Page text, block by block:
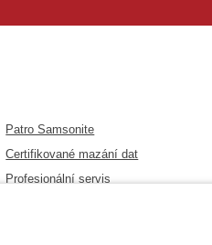
Patro Samsonite
Certifikované mazání dat
Profesionální servis